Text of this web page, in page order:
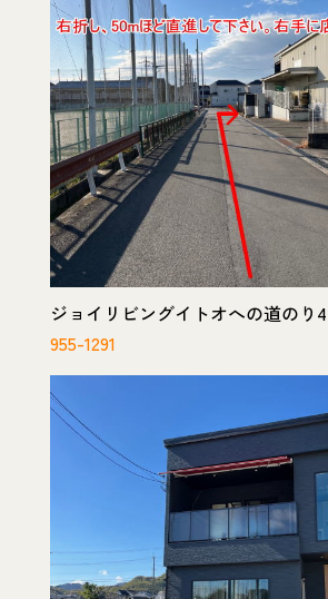
ジョイリビングイトオへの道のり
955-1291